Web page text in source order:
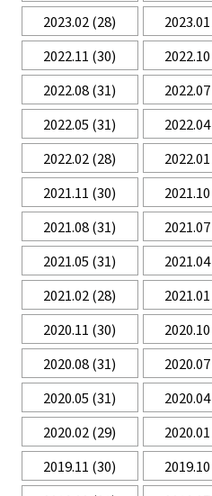
2023.02(28) 2023.01
2022.11 (30) 2022.10
2022.08(31) 2022.07
2022.05 (31) 2022.04
2022.02(28) 2022.01
2021.11 (30) 2021.10
2021.08(31) 2021.07
2021.05 (31) 2021.04
2021.02(28) 2021.01
2020.11 (30) 2020.10
2020.08(31) 2020.07
2020.05 (31) 2020.04
2020.02(29) 2020.01
2019.11 (30) 2019.10